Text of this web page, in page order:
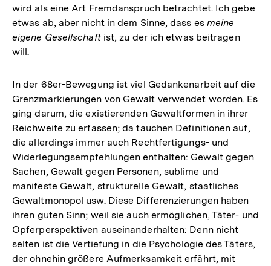
wird als eine Art Fremdanspruch betrachtet. Ich gebe
etwas ab, aber nicht in dem Sinne, dass es meine
eigene Gesellschaftist, zu der ich etwas beitragen
will.
In der 68er-Bewegung ist viel Gedankenarbeit auf die
Grenzmarkierungen von Gewalt verwendet worden. Es
ging darum, die existierenden Gewaltformen in ihrer
Reichweite zu erfassen; da tauchen Definitionen auf,
die allerdings immer auch Rechtfertigungs- und
Widerlegungsempfehlungen enthalten: Gewalt gegen
Sachen, Gewalt gegen Personen, sublime und
manifeste Gewalt, strukturelle Gewalt, staatliches
Gewaltmonopol usw. Diese Differenzierungen haben
ihren guten Sinn; weil sie auch ermöglichen, Täter- und
Opferperspektiven auseinanderhalten: Denn nicht
selten ist die Vertiefung in die Psychologie des Täters,
der ohnehin größere Aufmerksamkeit erfährt, mit